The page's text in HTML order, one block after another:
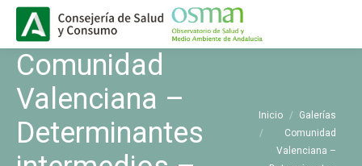
Comunidad
Valenciana –
Determinantes
Estás aquí:
Inicio
Galerías
Comunidad
Valenciana –